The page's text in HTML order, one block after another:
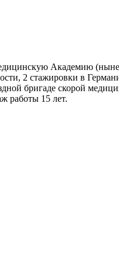
Академию
2 стажировки в
бригаде скорой
работы 15 лет.